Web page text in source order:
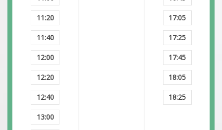
11:20
11:40
12:00
12:20
12:40
13:00
17:05
17:25
17:45
18:05
18:25